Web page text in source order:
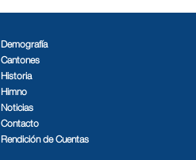
Demografía
Cantones
Historia
Himno
Noticias
Contacto
Rendición de Cuentas